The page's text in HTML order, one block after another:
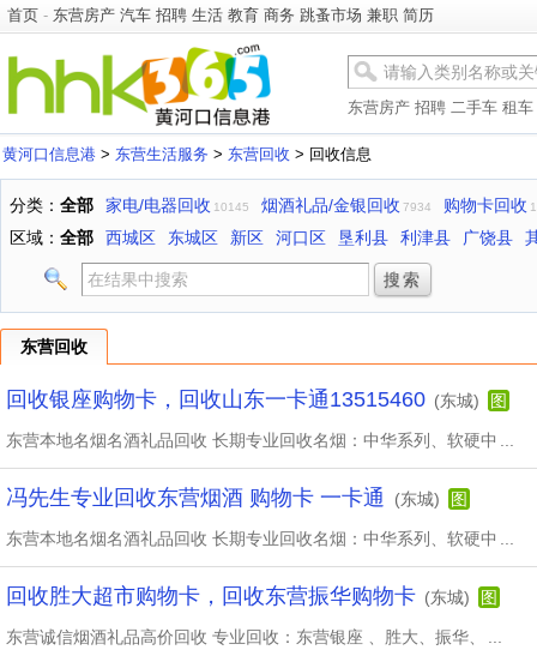
首页 - 东营房产 汽车 招聘 生活 教育 商务 跳蚤市场 兼职 简历
东营房产 招聘 二手车 租车
黄河口信息港 > 东营生活服务 > 东营回收 > 回收信息
分类： 全部 家电/电器回收 10145 烟酒礼品/金银回收 7934 购物卡回收
区域： 全部 西城区 东城区 新区 河口区 垦利县 利津县 广饶县
东营回收
回收银座购物卡，回收山东一卡通13515460 (东城) 图
东营本地名烟名酒礼品回收 长期专业回收名烟：中华系列、软硬中
冯先生专业回收东营烟酒 购物卡 一卡通 (东城) 图
东营本地名烟名酒礼品回收 长期专业回收名烟：中华系列、软硬中
回收胜大超市购物卡，回收东营振华购物卡 (东城) 图
东营诚信烟酒礼品高价回收 专业回收：东营银座 、胜大、振华、